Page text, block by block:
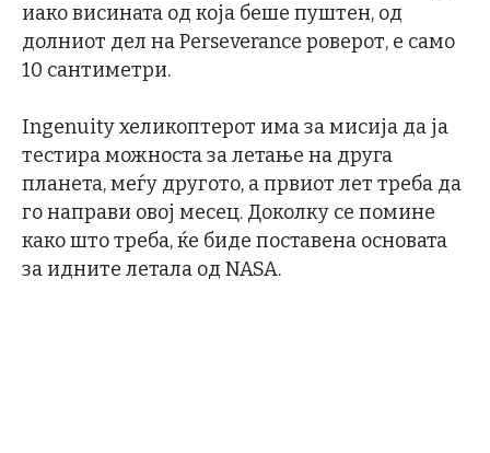
иако висината од која беше пуштен, од
долниот дел на Perseverance роверот, е само
10 сантиметри.
Ingenuity хеликоптерот има за мисија да ја
тестира можноста за летање на друга
планета, меѓу другото, а првиот лет треба да
го направи овој месец. Доколку се помине
како што треба, ќе биде поставена основата
за идните летала од NASA.